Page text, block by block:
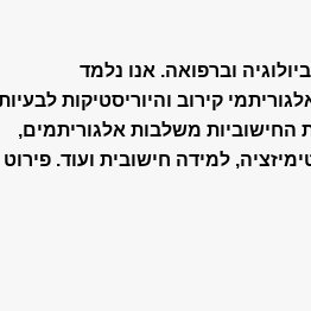
וברפואה. אנו נלמד
קירוב והיוריסטיקות
החישוביות משלבות אלגוריתמים,
למידה חישובית ועוד. פירוט